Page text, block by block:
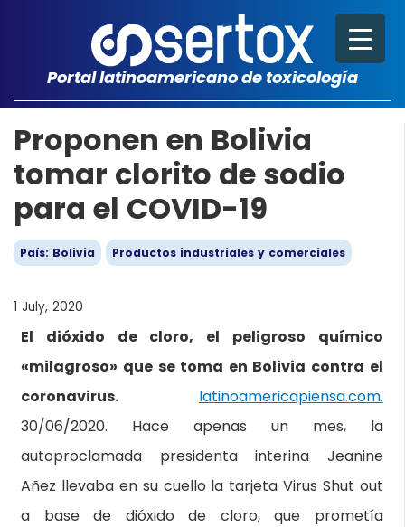
Portal latinoamericano de toxicología
Proponen en Bolivia
tomar clorito de sodio
para el COVID-19
País: Bolivia Productos industriales y comerciales
1 July, 2020
El dióxido de cloro, el peligroso químico
«milagroso» que se toma en Bolivia contra el
coronavirus.
latinoamericapiensa.com.
30/06/2020. Hace apenas un mes, la
autoproclamada presidenta interina Jeanine
Añez llevaba en su cuello la tarjeta Virus Shut out
a base de dióxido de cloro, que prometía